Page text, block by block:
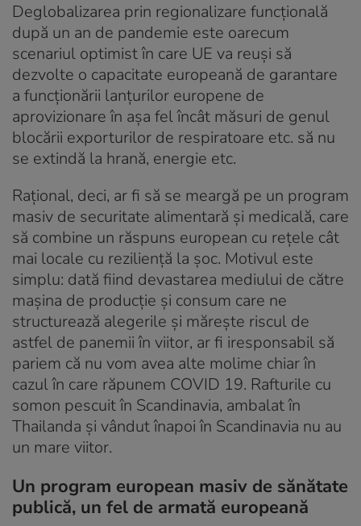
Deglobalizarea prin regionalizare funcțională
după un an de pandemie este oarecum
scenariul optimist în care UE va reuși să
dezvolte o capacitate europeană de garantare
a funcționării lanțurilor europene de
aprovizionare în așa fel încât măsuri de genul
blocării exporturilor de respiratoare etc. să nu
se extindă la hrană, energie etc.
Rațional, deci, ar fi să se meargă pe un program
masiv de securitate alimentară și medicală, care
să combine un răspuns european cu rețele cât
mai locale cu reziliență la șoc. Motivul este
simplu: dată fiind devastarea mediului de către
mașina de producție și consum care ne
structurează alegerile și mărește riscul de
astfel de panemii în viitor, ar fi iresponsabil să
pariem că nu vom avea alte molime chiar în
cazul în care răpunem COVID 19. Rafturile cu
somon pescuit în Scandinavia, ambalat în
Thailanda și vândut înapoi în Scandinavia nu au
un mare viitor.
Un program european masiv de sănătate
publică, un fel de armată europeană